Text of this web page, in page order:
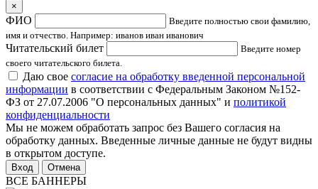
×
ФИО
Введите полностью свои фамилию,
имя и отчество. Например: иванов иван иванович
Читательский билет
Введите номер
своего читательского билета.
Даю свое согласие на обработку введенной персональной
информации в соответствии с Федеральным Законом №152-
ФЗ от 27.07.2006 "О персональных данных" и политикой
конфиденциальности
Мы не можем обработать запрос без Вашего согласия на
обработку данных. Введенные личные данные не будут видны
в открытом доступе.
Отмена
ВСЕ БАННЕРЫ